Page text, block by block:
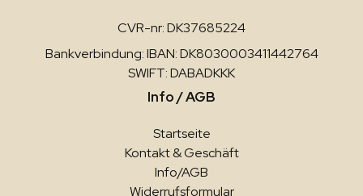
CVR-nr: DK37685224
Bankverbindung: IBAN: DK8030003411442764
SWIFT: DABADKKK
Info / AGB
Startseite
Kontakt & Geschäft
Info/AGB
Widerrufsformular